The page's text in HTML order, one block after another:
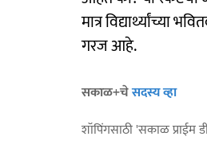
मात्र विद्यार्थ्यांच्या
गरज आहे.
सकाळ+चेसदस्य व्हा
शॉपिंगसाठी 'सकाळ प्राईम